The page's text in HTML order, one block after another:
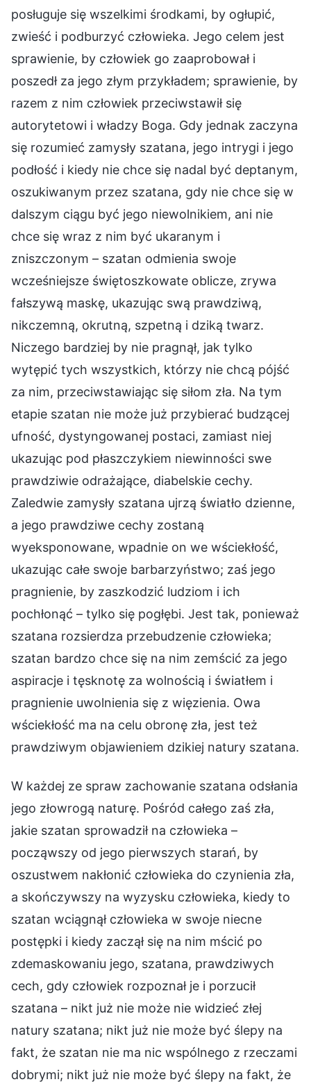
posługuje się wszelkimi środkami, by ogłupić,
zwieść i podburzyć człowieka. Jego celem jest
sprawienie, by człowiek go zaaprobował i
poszedł za jego złym przykładem; sprawienie, by
razem z nim człowiek przeciwstawił się
autorytetowi i władzy Boga. Gdy jednak zaczyna
się rozumieć zamysły szatana, jego intrygi i jego
podłość i kiedy nie chce się nadal być deptanym,
oszukiwanym przez szatana, gdy nie chce się w
dalszym ciągu być jego niewolnikiem, ani nie
chce się wraz z nim być ukaranym i
zniszczonym – szatan odmienia swoje
wcześniejsze świętoszkowate oblicze, zrywa
fałszywą maskę, ukazując swą prawdziwą,
nikczemną, okrutną, szpetną i dziką twarz.
Niczego bardziej by nie pragnął, jak tylko
wytępić tych wszystkich, którzy nie chcą pójść
za nim, przeciwstawiając się siłom zła. Na tym
etapie szatan nie może już przybierać budzącej
ufność, dystyngowanej postaci, zamiast niej
ukazując pod płaszczykiem niewinności swe
prawdziwie odrażające, diabelskie cechy.
Zaledwie zamysły szatana ujrzą światło dzienne,
a jego prawdziwe cechy zostaną
wyeksponowane, wpadnie on we wściekłość,
ukazując całe swoje barbarzyństwo; zaś jego
pragnienie, by zaszkodzić ludziom i ich
pochłonąć – tylko się pogłębi. Jest tak, ponieważ
szatana rozsierdza przebudzenie człowieka;
szatan bardzo chce się na nim zemścić za jego
aspiracje i tęsknotę za wolnością i światłem i
pragnienie uwolnienia się z więzienia. Owa
wściekłość ma na celu obronę zła, jest też
prawdziwym objawieniem dzikiej natury szatana.
W każdej ze spraw zachowanie szatana odsłania
jego złowrogą naturę. Pośród całego zaś zła,
jakie szatan sprowadził na człowieka –
począwszy od jego pierwszych starań, by
oszustwem nakłonić człowieka do czynienia zła,
a skończywszy na wyzysku człowieka, kiedy to
szatan wciągnął człowieka w swoje niecne
postępki i kiedy zaczął się na nim mścić po
zdemaskowaniu jego, szatana, prawdziwych
cech, gdy człowiek rozpoznał je i porzucił
szatana – nikt już nie może nie widzieć złej
natury szatana; nikt już nie może być ślepy na
fakt, że szatan nie ma nic wspólnego z rzeczami
dobrymi; nikt już nie może być ślepy na fakt, że